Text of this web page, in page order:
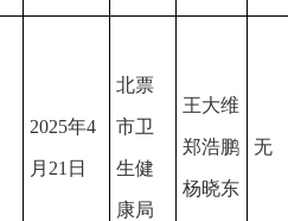
2025年4
月21日
北票
市卫
生健
康局
王大维
郑浩鹏
杨晓东
无